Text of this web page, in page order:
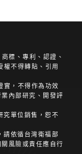
標、專利、認證、
權不得轉貼、引用
實，不得作為功效
內部研究、開發評
究單位銷售，恕不
請依循台灣衛福部
風險或責任應自行